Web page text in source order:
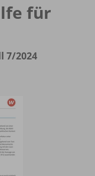
für
7/2024